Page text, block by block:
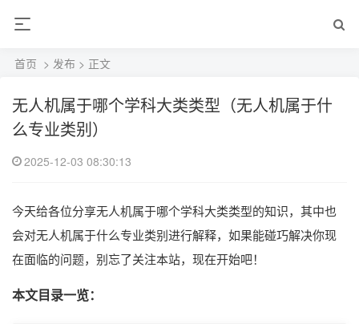
首页 > 发布 > 正文
无人机属于哪个学科大类类型（无人机属于什
么专业类别）
2025-12-03 08:30:13
今天给各位分享无人机属于哪个学科大类类型的知识，其中也
会对无人机属于什么专业类别进行解释，如果能碰巧解决你现
在面临的问题，别忘了关注本站，现在开始吧！
本文目录一览：